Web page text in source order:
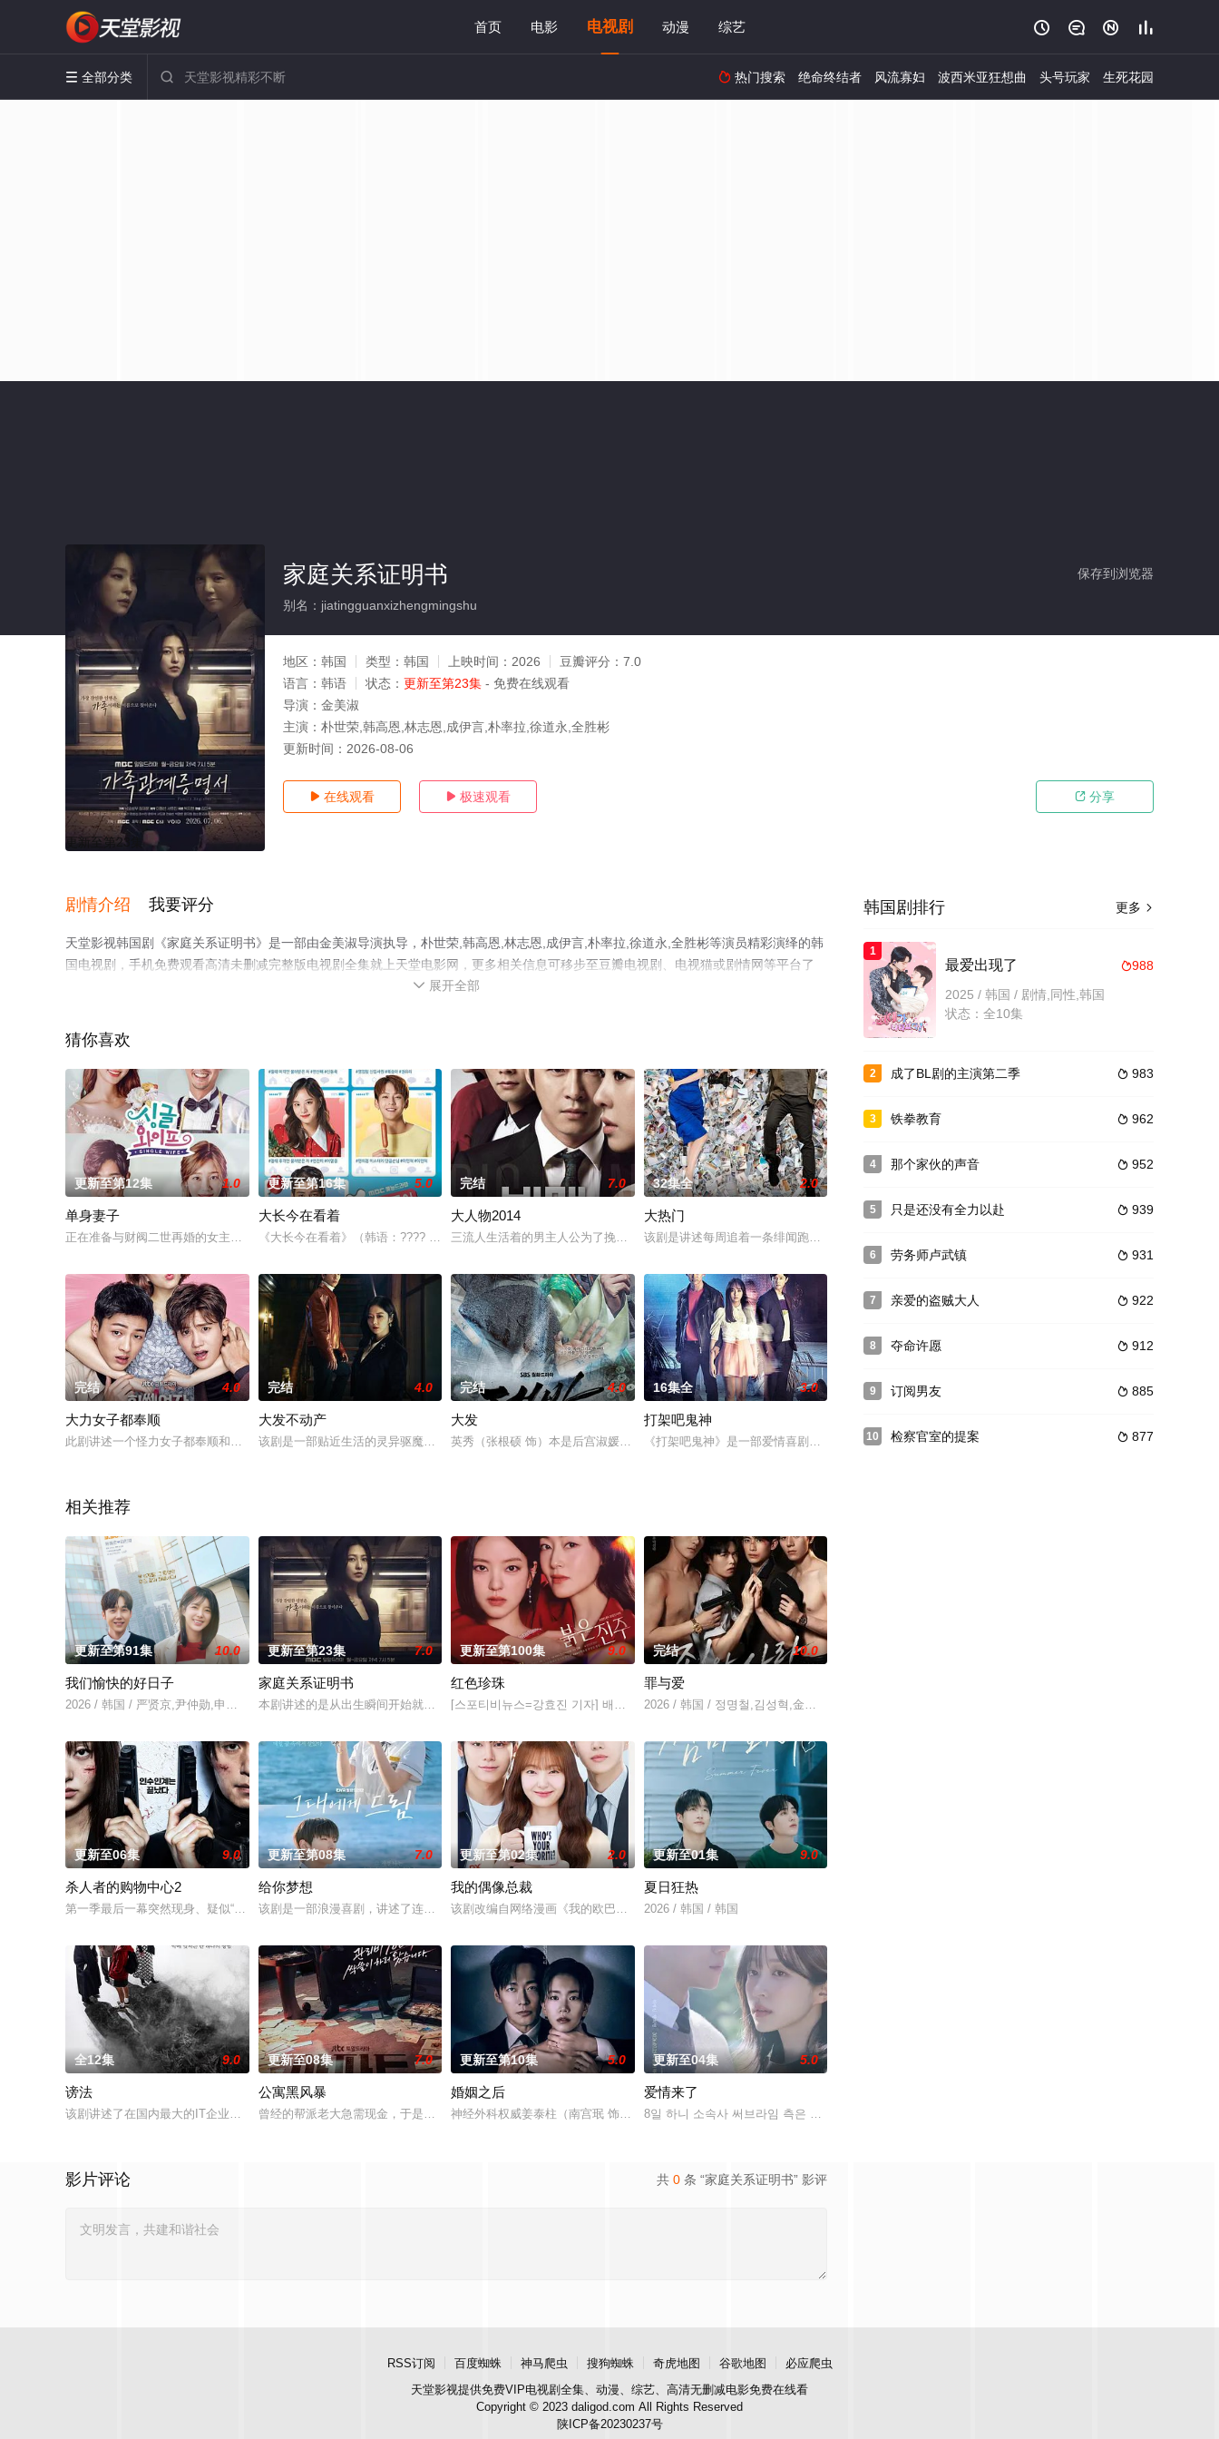
首页 电影 电视剧 动漫 综艺    
 全部分类   热门搜索 绝命终结者 风流寡妇 波西米亚狂想曲 头号玩家 生死花园
更新至第23集
保存到浏览器
家庭关系证明书
别名：jiatingguanxizhengmingshu
地区： 韩国 类型： 韩国 上映时间： 2026 豆瓣评分： 7.0
语言： 韩语 状态： 更新至第23集 - 免费在线观看
导演： 金美淑
主演： 朴世荣,韩高恩,林志恩,成伊言,朴率拉,徐道永,全胜彬
更新时间： 2026-08-06
 在线观看  极速观看  分享
剧情介绍 我要评分
天堂影视韩国剧《家庭关系证明书》是一部由金美淑导演执导，朴世荣,韩高恩,林志恩,成伊言,朴率拉,徐道永,全胜彬等演员精彩演绎的韩
国电视剧，手机免费观看高清未删减完整版电视剧全集就上天堂电影网，更多相关信息可移步至豆瓣电视剧、电视猫或剧情网等平台了
 展开全部
猜你喜欢
更新至第12集 1.0
单身妻子
正在准备与财阀二世再婚的女主人公，因为丈夫在提交离婚申请书时发生车祸而失忆，使得两人之间的
更新至第16集 5.0
大长今在看着
《大长今在看着》（韩语：???? ????，英语：Dae Jang Geum Is Wat
完结 7.0
大人物2014
三流人生活着的男主人公为了挽救必须进行心脏移植的财阀集团独生子而卷入阴谋，有一天以财阀集团
32集全 2.0
大热门
该剧是讲述每周追着一条绯闻跑的主人公们的新闻范畴和流淌着热血的人类范畴交错时的故事。
完结 4.0
大力女子都奉顺
此剧讲述一个怪力女子都奉顺和一个独一无二的男子相爱并发生横冲直撞的浪漫爱情喜剧故事。是一部
完结 4.0
大发不动产
该剧是一部贴近生活的灵异驱魔题材的剧。主要讲述了将有鬼神出没或者有人死了离开后的不动产进行
完结 4.0
大发
英秀（张根硕 饰）本是后宫淑媛福顺（尹珍熙 饰）的孩子，然而出生刚刚六个月就被迫流落民间，
16集全 3.0
打架吧鬼神
《打架吧鬼神》是一部爱情喜剧，围绕着一个能看见鬼神的主人公与鬼神共同居住在一个屋檐下而发生
相关推荐
更新至第91集 10.0
我们愉快的好日子
2026 / 韩国 / 严贤京,尹仲勋,申正允,尹多英,金惠玉,鲜于在德,尹多勋,文喜京,李商淑,郑孝彬,李家豪,
更新至第23集 7.0
家庭关系证明书
本剧讲述的是从出生瞬间开始就被打上家庭崩溃烙印的一个孩子和面对冷酷的偏见和命运，重新找回自
更新至第100集 9.0
红色珍珠
[스포티비뉴스=강효진 기자] 배우 박진희가 본격 컴백 활동에 나선다. 7일 스포티
完结 10.0
罪与爱
2026 / 韩国 / 정명철,김성혁,金贤叙,정현웅
更新至06集 9.0
杀人者的购物中心2
第一季最后一幕突然现身、疑似“死而复生”的郑进湾（李栋旭 饰）究竟藏身何方？他和郑智安（金
更新至第08集 7.0
给你梦想
该剧是一部浪漫喜剧，讲述了连一个梦想都无所畏惧的十几岁，被现实挡住而受挫的二十几岁，像变成
更新至第02集 2.0
我的偶像总裁
该剧改编自网络漫画《我的欧巴是偶像》，是一部浪漫喜剧。讲述进入由前偶像兼CEO李灿领导的公
更新至01集 9.0
夏日狂热
2026 / 韩国 / 韩国
全12集 9.0
谤法
该剧讲述了在国内最大的IT企业里存在着一个恶神。唯一知道真实情况的人是一名少女和一个记者。
更新至08集 7.0
公寓黑风暴
曾经的帮派老大急需现金，于是和有志成为律师的同伴合作，打算窃取住宅社区的储备基金，却意外揭
更新至第10集 5.0
婚姻之后
神经外科权威姜泰柱（南宫珉 饰）因为老婆高世允（李雪 饰）在提出离婚的第二日突然遭到神秘绑
更新至04集 5.0
爱情来了
8일 하니 소속사 써브라임 측은 OSEN에 “하니가 KBS2 새 주말 드라마 ‘사
共 0 条 “家庭关系证明书” 影评
影片评论
更多 
韩国剧排行
1
988
最爱出现了
2025 / 韩国 / 剧情,同性,韩国
状态：全10集
2  983
成了BL剧的主演第二季
3  962
铁拳教育
4  952
那个家伙的声音
5  939
只是还没有全力以赴
6  931
劳务师卢武镇
7  922
亲爱的盗贼大人
8  912
夺命许愿
9  885
订阅男友
10  877
检察官室的提案
RSS订阅 百度蜘蛛 神马爬虫 搜狗蜘蛛 奇虎地图 谷歌地图
必应爬虫
天堂影视提供免费VIP电视剧全集、动漫、综艺、高清无删减电影免费在线看
Copyright © 2023 daligod.com All Rights Reserved
陕ICP备20230237号